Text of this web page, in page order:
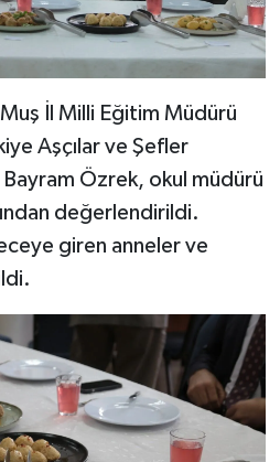
İl Milli Eğitim Müdürü
Aşçılar ve Şefler
Bayram Özrek, okul müdürü
değerlendirildi.
giren anneler ve